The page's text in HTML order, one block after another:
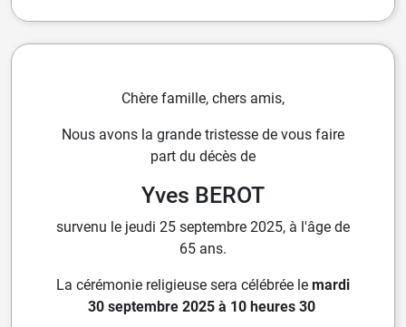
Chère famille, chers amis,
Nous avons la grande tristesse de vous faire
part du décès de
Yves BEROT
survenu le jeudi 25 septembre 2025, à l'âge de
65 ans.
La cérémonie religieuse sera célébrée le mardi
30 septembre 2025 à 10 heures 30